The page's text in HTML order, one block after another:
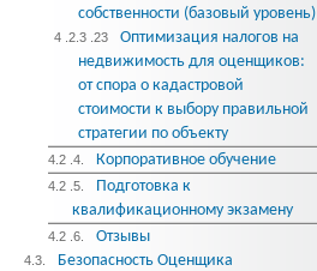
собственности (базовый уровень)
4 .2.3 .23
Оптимизация налогов на
недвижимость для оценщиков:
от спора о кадастровой
стоимости к выбору правильной
стратегии по объекту
4.2 .4. Корпоративное обучение
4.2 .5.
Подготовка к
квалификационному экзамену
4.2 .6. Отзывы
4.3. Безопасность Оценщика